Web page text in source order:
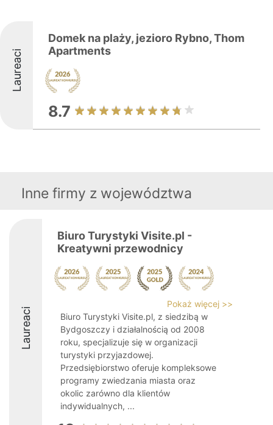
Laureaci
Domek na plaży, jezioro Rybno, Thom
Apartments
8.7
Inne firmy z województwa
Laureaci
Biuro Turystyki Visite.pl -
Kreatywni przewodnicy
Pokaż więcej >>
Biuro Turystyki Visite.pl, z siedzibą w
Bydgoszczy i działalnością od 2008
roku, specjalizuje się w organizacji
turystyki przyjazdowej.
Przedsiębiorstwo oferuje kompleksowe
programy zwiedzania miasta oraz
okolic zarówno dla klientów
indywidualnych, ...